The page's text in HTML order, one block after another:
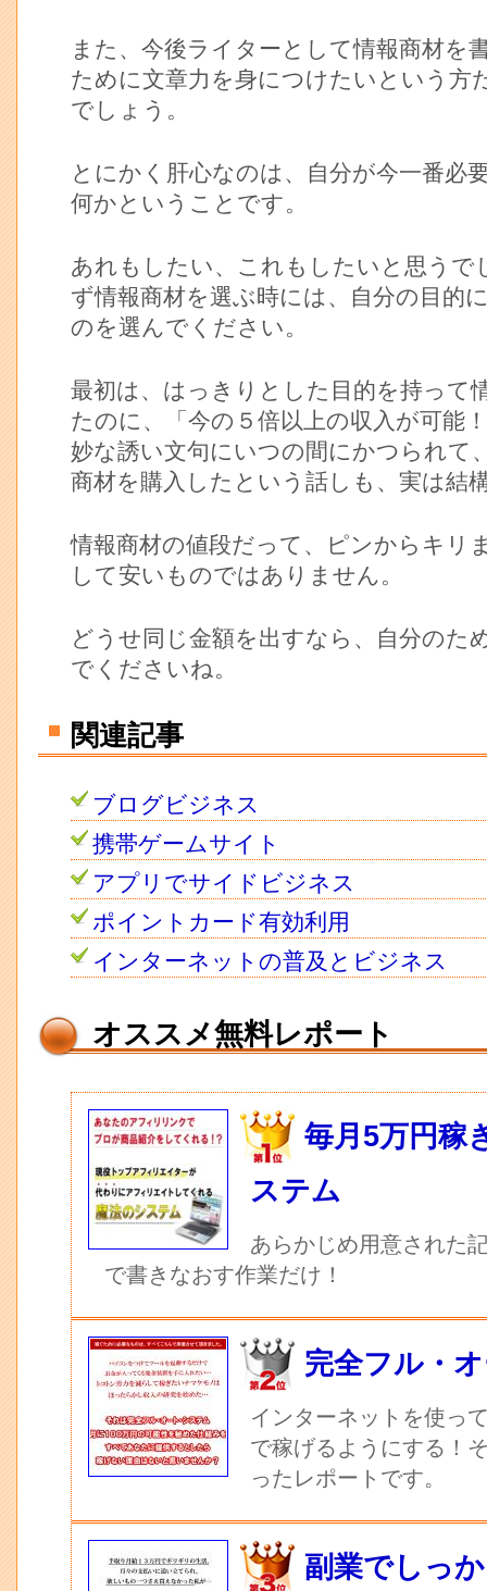
また、今後ライターとして情報商材を
ために文章力を身につけたいという方
でしょう。
とにかく肝心なのは、自分が今一番必
何かということです。
あれもしたい、これもしたいと思うで
ず情報商材を選ぶ時には、自分の目的
のを選んでください。
最初は、はっきりとした目的を持って
たのに、「今の５倍以上の収入が可能
妙な誘い文句にいつの間にかつられて
商材を購入したという話しも、実は結
情報商材の値段だって、ピンからキリ
して安いものではありません。
どうせ同じ金額を出すなら、自分のた
でくださいね。
関連記事
ブログビジネス
携帯ゲームサイト
アプリでサイドビジネス
ポイントカード有効利用
インターネットの普及とビジネス
オススメ無料レポート
毎月5万円稼
ステム
あらかじめ用意された
で書きなおす作業だけ！
完全フル・
インターネットを使っ
で稼げるようにする！
ったレポートです。
副業でしっ